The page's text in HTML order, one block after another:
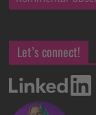
Let’s connect!